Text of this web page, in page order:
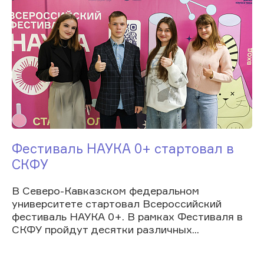
Фестиваль НАУКА 0+ стартовал в
СКФУ
В Северо-Кавказском федеральном
университете стартовал Всероссийский
фестиваль НАУКА 0+. В рамках Фестиваля в
СКФУ пройдут десятки различных...